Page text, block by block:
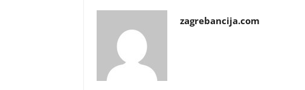
zagrebancija.com